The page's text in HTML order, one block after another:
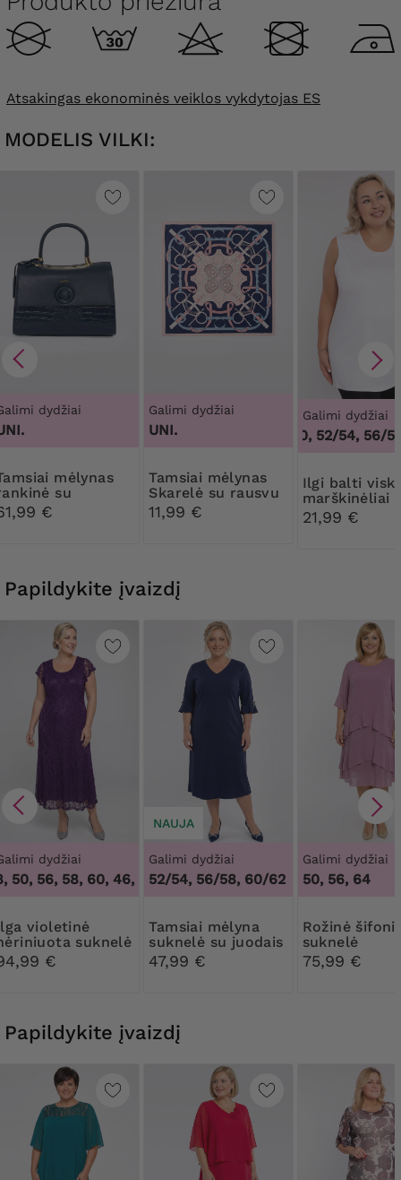
Atsakingas ekonominės veiklos vykdytojas ES
MODELIS VILKI:
dydžiai
su
sagtimi
€
Galimi dydžiai
UNI.
Tamsiai mėlynas
Skarelė su rausvu
ir mėlynu raštu
11,99 €
Galimi dydžiai
48/50, 52/54, 56/
Ilgi balti viskozės
marškinėliai
21,99 €
Papildykite įvaizdį
dydžiai
56, 58, 60,46, 48, 50, 56, 58, 60
suknelė
€
NAUJA
Galimi dydžiai
52/54, 56/58, 60/62
Tamsiai mėlyna
suknelė su juodais
kaspinais
47,99 €
Galimi dydžiai
50, 56, 64
Rožinė šifoninė
suknelė
75,99 €
Papildykite įvaizdį